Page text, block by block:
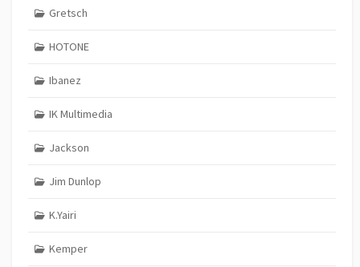
Gretsch
HOTONE
Ibanez
IK Multimedia
Jackson
Jim Dunlop
K.Yairi
Kemper